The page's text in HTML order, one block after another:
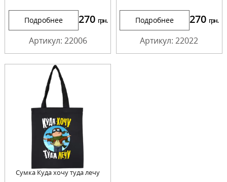
Подробнее 270 грн.
Артикул: 22006
Подробнее 270 грн.
Артикул: 22022
Сумка Куда хочу туда лечу